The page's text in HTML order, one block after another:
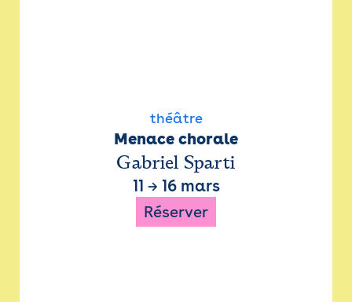
théâtre
Menace chorale
Gabriel Sparti
11 → 16 mars
Réserver